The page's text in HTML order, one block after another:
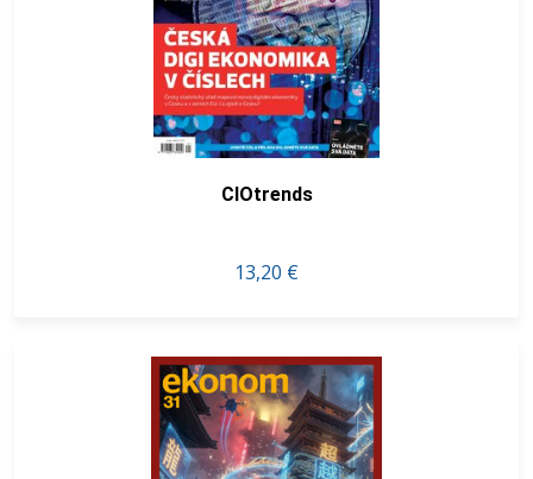
CIOtrends
13,20 €